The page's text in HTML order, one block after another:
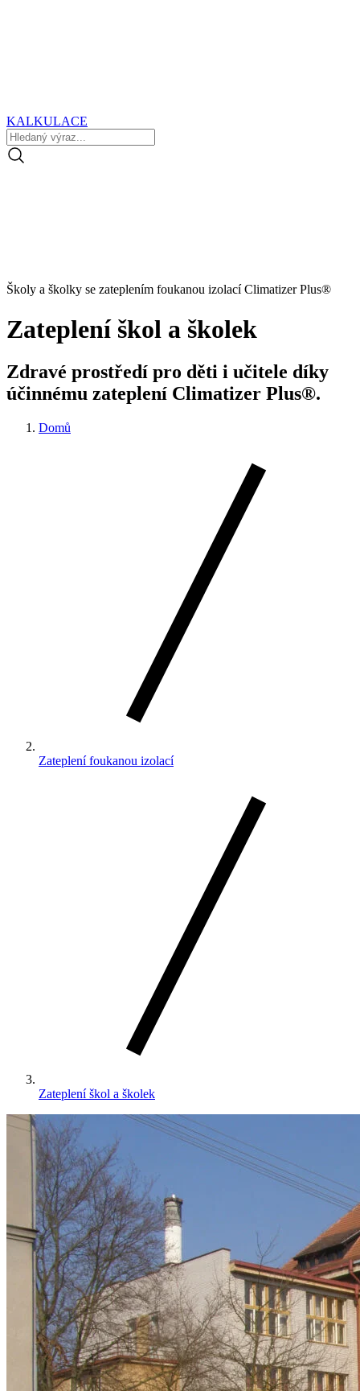
KALKULACE
Školy a školky se zateplením foukanou izolací Climatizer Plus®
Zateplení škol a školek
Zdravé prostředí pro děti i učitele díky
účinnému zateplení Climatizer Plus®.
Domů
Zateplení foukanou izolací
Zateplení škol a školek